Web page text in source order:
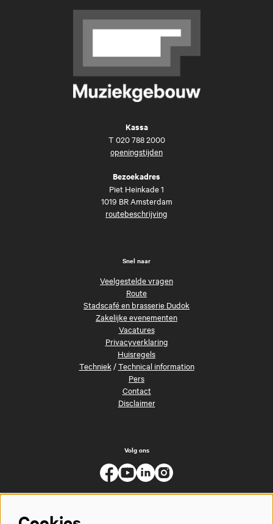
Kassa
T 020 788 2000
openingstijden
Bezoekadres
Piet Heinkade 1
1019 BR Amsterdam
routebeschrijving
Snel naar
Veelgestelde vragen
Route
Stadscafé en brasserie Dudok
Zakelijke evenementen
Vacatures
Privacyverklaring
Huisregels
Techniek/Technical information
Pers
Contact
Disclaimer
Volg ons